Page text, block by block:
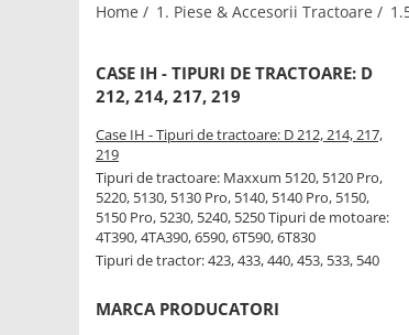
Tiranti si accesorii
1.3. Scaune & Accesorii
1.3.1. Scaune
1.4.1. Pompe hidraulice
1.4.2. Joystick
Home / 1. Piese & Accesorii Tractoare /
CASE IH - TIPURI DE TRACTOARE: D
212, 214, 217, 219
Case IH - Tipuri de tractoare: D 212, 214, 217,
219
Tipuri de tractoare: Maxxum 5120, 5120 Pro,
5220, 5130, 5130 Pro, 5140, 5140 Pro, 5150,
5150 Pro, 5230, 5240, 5250 Tipuri de motoare:
4T390, 4TA390, 6590, 6T590, 6T830
Tipuri de tractor: 423, 433, 440, 453, 533, 540
MARCA PRODUCATORI